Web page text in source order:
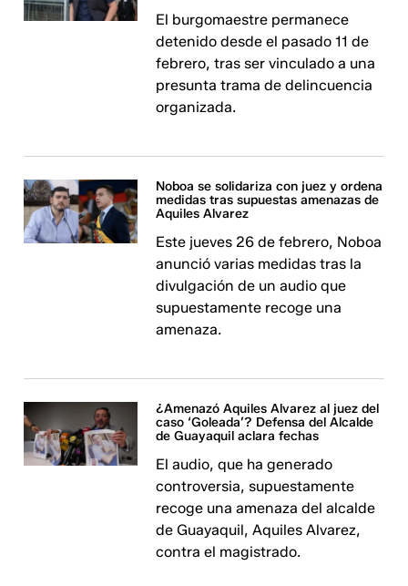
El burgomaestre permanece
detenido desde el pasado 11 de
febrero, tras ser vinculado a una
presunta trama de delincuencia
organizada.
Noboa se solidariza con juez y ordena
medidas tras supuestas amenazas de
Aquiles Alvarez
Este jueves 26 de febrero, Noboa
anunció varias medidas tras la
divulgación de un audio que
supuestamente recoge una
amenaza.
¿Amenazó Aquiles Alvarez al juez del
caso ‘Goleada’? Defensa del Alcalde
de Guayaquil aclara fechas
El audio, que ha generado
controversia, supuestamente
recoge una amenaza del alcalde
de Guayaquil, Aquiles Alvarez,
contra el magistrado.